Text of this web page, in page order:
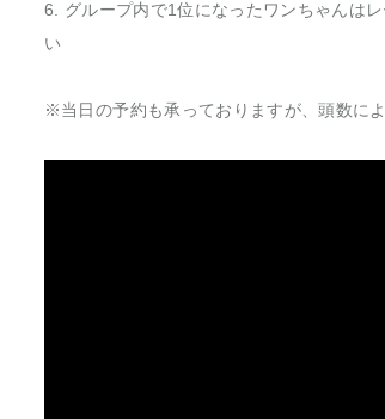
6. グループ内で1位になったワンちゃんは
い
※当日の予約も承っておりますが、頭数に